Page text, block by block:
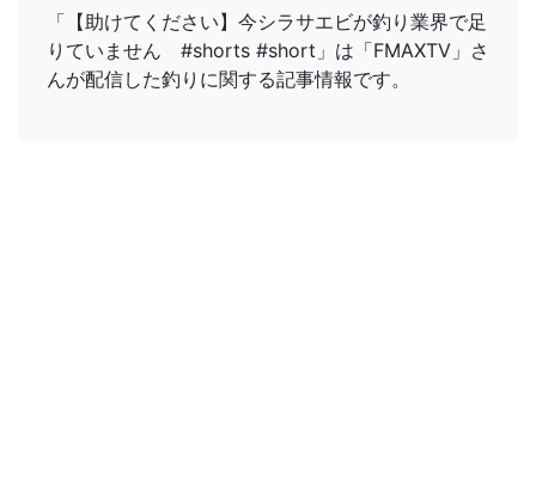
「【助けてください】今シラサエビが釣り業界で足
りていません #shorts #short」は「FMAXTV」さ
んが配信した釣りに関する記事情報です。